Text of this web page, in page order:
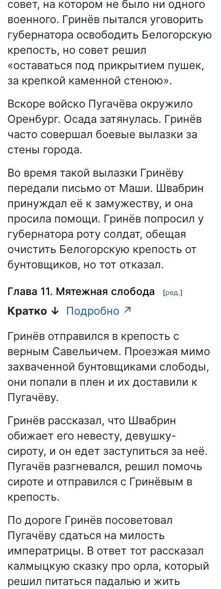
совет, на котором не было ни одного
военного. Гринёв пытался уговорить
губернатора освободить Белогорскую
крепость, но совет решил
«оставаться под прикрытием пушек,
за крепкой каменной стеною».
Вскоре войско Пугачёва окружило
Оренбург. Осада затянулась. Гринёв
часто совершал боевые вылазки за
стены города.
Во время такой вылазки Гринёву
передали письмо от Маши. Швабрин
принуждал её к замужеству, и она
просила помощи. Гринёв попросил у
губернатора роту солдат, обещая
очистить Белогорскую крепость от
бунтовщиков, но тот отказал.
Глава 11. Мятежная слобода [ред.]
Кратко ↓
Подробно ↗
Гринёв отправился в крепость с
верным Савельичем. Проезжая мимо
захваченной бунтовщиками слободы,
они попали в плен и их доставили к
Пугачёву.
Гринёв рассказал, что Швабрин
обижает его невесту, девушку-
сироту, и он едет заступиться за неё.
Пугачёв разгневался, решил помочь
сироте и отправился с Гринёвым в
крепость.
По дороге Гринёв посоветовал
Пугачёву сдаться на милость
императрицы. В ответ тот рассказал
калмыцкую сказку про орла, который
решил питаться падалью и жить